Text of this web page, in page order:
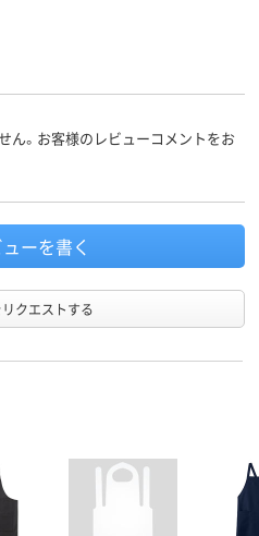
ん。お客様のレビューコメントをお
ーを書く
クエストする